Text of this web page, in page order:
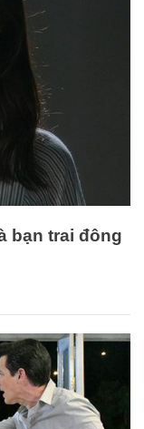
bạn trai đông